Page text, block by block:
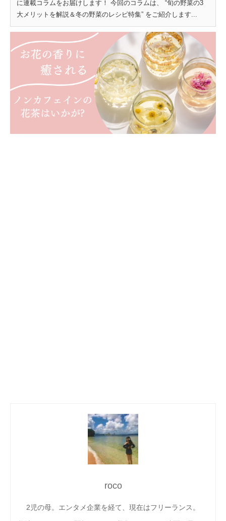
に連載コラムをお届けします！ 今回のコラムは、 “旬の野菜の3
大メリットを解説＆冬の野菜のレシピ特集” をご紹介します...
roco
2児の母。エンタメ企業を経て、現在はフリーランス。